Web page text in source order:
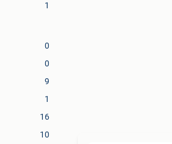
1
0
0
9
1
16
10